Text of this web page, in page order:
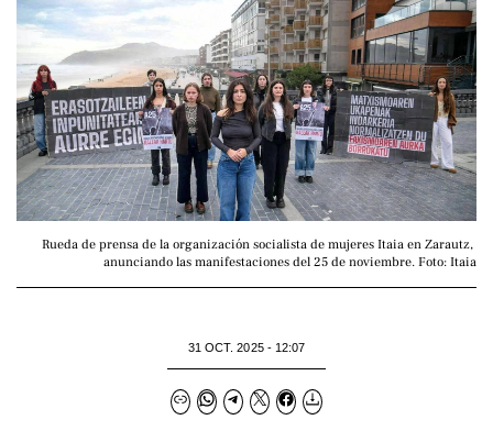
Rueda de prensa de la organización socialista de mujeres Itaia en Zarautz,
anunciando las manifestaciones del 25 de noviembre. Foto: Itaia
31 OCT. 2025 - 12:07